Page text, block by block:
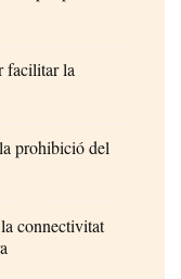
facilitar la
prohibició del
connectivitat